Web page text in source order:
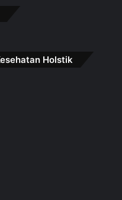
Holstik